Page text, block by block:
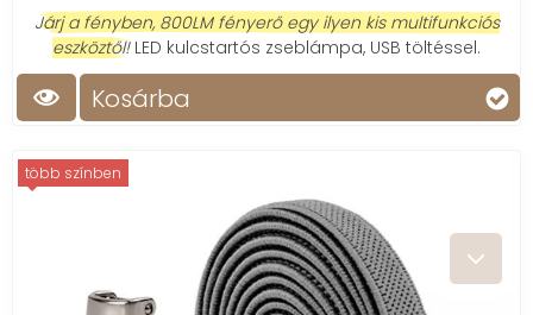
Járj a fényben, 800LM fényerő egy ilyen kis multifunkciós
eszköztől!LED kulcstartós zseblámpa, USB töltéssel.
Kosárba
több színben